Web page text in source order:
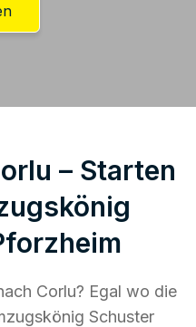
– Starten
Corlu? Egal wo die
Schuster